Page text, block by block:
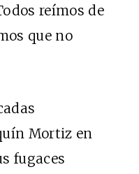
reímos de
que no
Mortiz en
fugaces